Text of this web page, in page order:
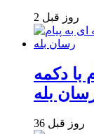
2 روز قبل
دکمه
بله
36 روز قبل